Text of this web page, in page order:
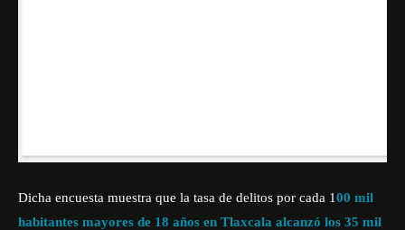
Dicha encuesta muestra que la tasa de delitos por cada 100 mil
habitantes mayores de 18 años en Tlaxcala alcanzó los 35 mil